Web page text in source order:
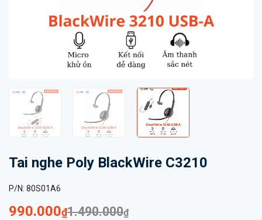
Tai nghe Poly BlackWire C3210
P/N: 80S01A6
990.000₫1.490.000₫